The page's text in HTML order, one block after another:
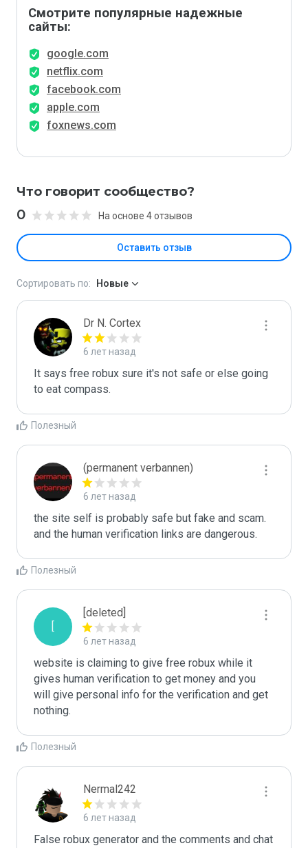
Смотрите популярные надежные
сайты:
google.com
netflix.com
facebook.com
apple.com
foxnews.com
Что говорит сообщество?
0 На основе 4 отзывов
Оставить отзыв
Сортировать по: Новые
Dr N. Cortex
6 лет назад
It says free robux sure it's not safe or else going
to eat compass.
Полезный
(permanent verbannen)
6 лет назад
the site self is probably safe but fake and scam.
and the human verification links are dangerous.
Полезный
[
[deleted]
6 лет назад
website is claiming to give free robux while it
gives human verification to get money and you
will give personal info for the verification and get
nothing.
Полезный
Nermal242
6 лет назад
False robux generator and the comments and chat